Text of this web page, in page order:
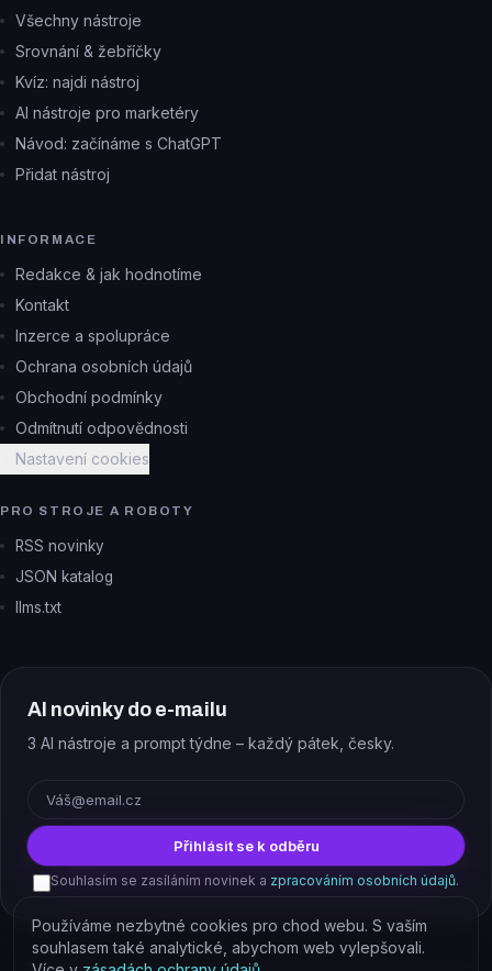
Všechny nástroje
Srovnání & žebříčky
Kvíz: najdi nástroj
AI nástroje pro marketéry
Návod: začínáme s ChatGPT
Přidat nástroj
INFORMACE
Redakce & jak hodnotíme
Kontakt
Inzerce a spolupráce
Ochrana osobních údajů
Obchodní podmínky
Odmítnutí odpovědnosti
Nastavení cookies
PRO STROJE A ROBOTY
RSS novinky
JSON katalog
llms.txt
AI novinky do e-mailu
3 AI nástroje a prompt týdne – každý pátek, česky.
Přihlásit se k odběru
Souhlasím se zasíláním novinek a zpracováním osobních údajů.
Používáme nezbytné cookies pro chod webu. S vaším
souhlasem také analytické, abychom web vylepšovali.